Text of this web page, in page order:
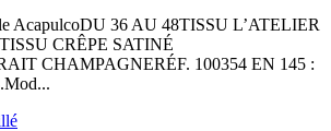
AcapulcoDU 36 AU 48TISSU L’ATELIER
CRÊPE SATINÉ
CHAMPAGNERÉF. 100354 EN 145 :